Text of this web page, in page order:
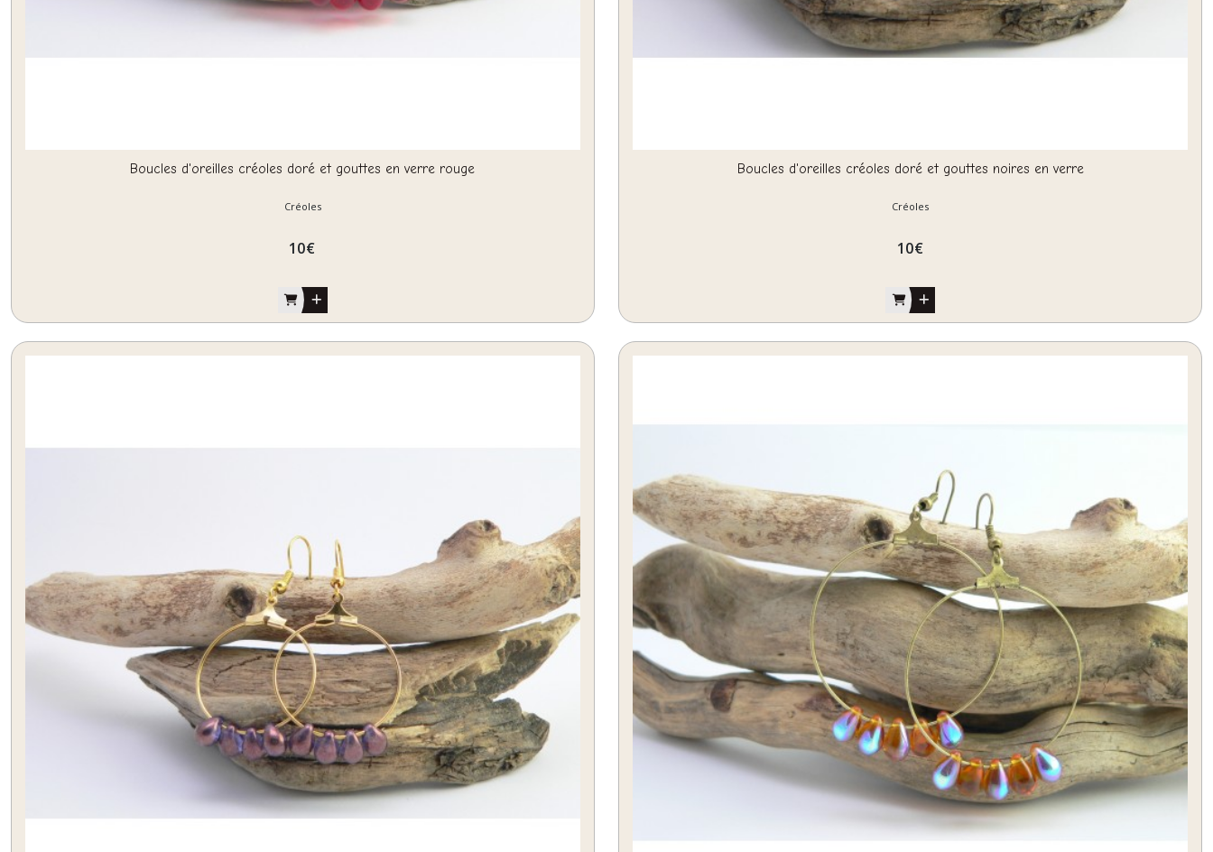
Boucles d'oreilles créoles doré et gouttes en verre rouge
Créoles
10€
Boucles d'oreilles créoles doré et gouttes noires en verre
Créoles
10€